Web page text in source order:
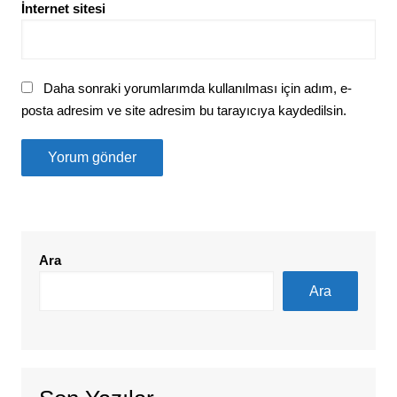
İnternet sitesi
Daha sonraki yorumlarımda kullanılması için adım, e-
posta adresim ve site adresim bu tarayıcıya kaydedilsin.
Ara
Ara